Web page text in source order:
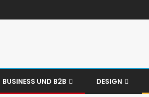
BUSINESS UND B2B DESIGN